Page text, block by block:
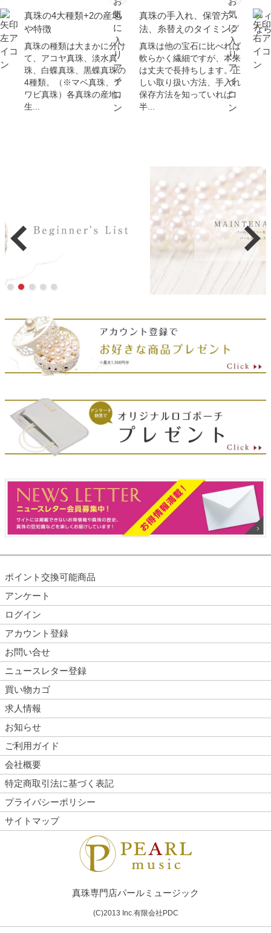
真珠の4大種類+2の産地
や特徴
真珠の種類は大まかに分け
て、アコヤ真珠、淡水真
珠、白蝶真珠、黒蝶真珠の
4種類。（※マベ真珠、ア
ワビ真珠）各真珠の産地、
生...
真珠の手入れ、保管方
法、糸替えのタイミング
真珠は他の宝石に比べれば
軟らかく繊細ですが、本来
は丈夫で長持ちします。正
しい取り扱い方法、手入れ
保存方法を知っていれば
半...
フ
な
ポイント交換可能商品
アンケート
ログイン
アカウント登録
お問い合せ
ニュースレター登録
買い物カゴ
求人情報
お知らせ
ご利用ガイド
会社概要
特定商取引法に基づく表記
プライバシーポリシー
サイトマップ
真珠専門店パールミュージック
(C)2013 Inc.有限会社PDC